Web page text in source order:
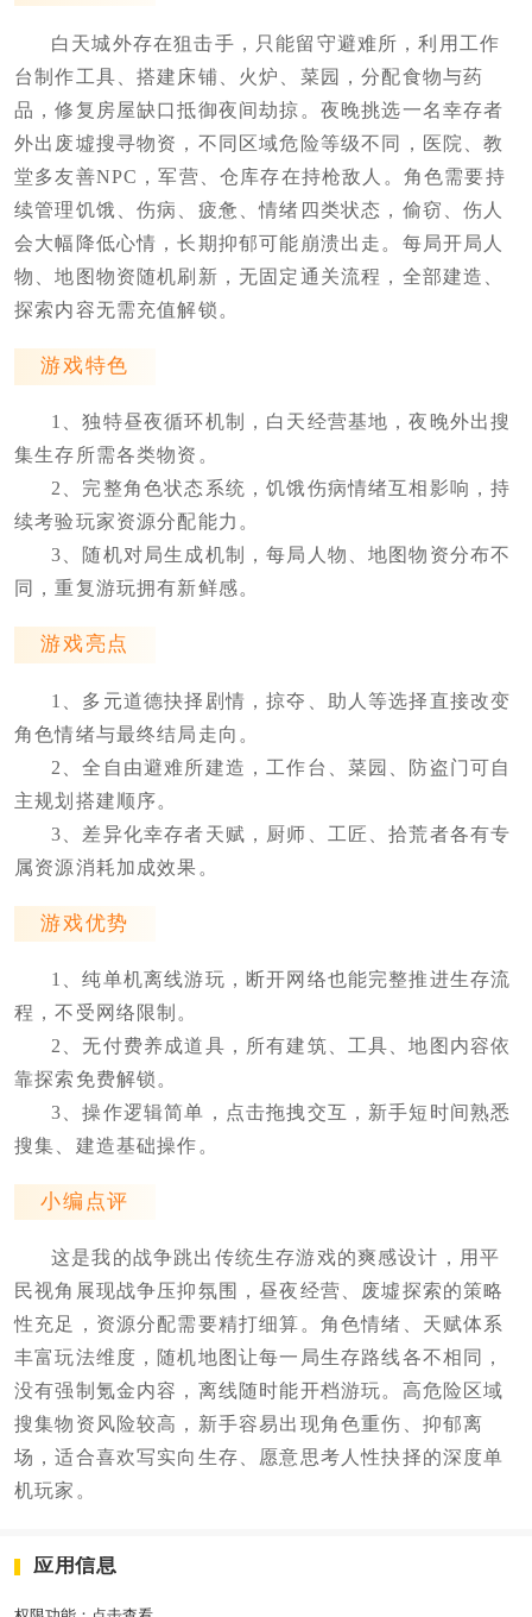
白天城外存在狙击手，只能留守避难所，利用工作
台制作工具、搭建床铺、火炉、菜园，分配食物与药
品，修复房屋缺口抵御夜间劫掠。夜晚挑选一名幸存者
外出废墟搜寻物资，不同区域危险等级不同，医院、教
堂多友善NPC，军营、仓库存在持枪敌人。角色需要持
续管理饥饿、伤病、疲惫、情绪四类状态，偷窃、伤人
会大幅降低心情，长期抑郁可能崩溃出走。每局开局人
物、地图物资随机刷新，无固定通关流程，全部建造、
探索内容无需充值解锁。
游戏特色
1、独特昼夜循环机制，白天经营基地，夜晚外出搜
集生存所需各类物资。
2、完整角色状态系统，饥饿伤病情绪互相影响，持
续考验玩家资源分配能力。
3、随机对局生成机制，每局人物、地图物资分布不
同，重复游玩拥有新鲜感。
游戏亮点
1、多元道德抉择剧情，掠夺、助人等选择直接改变
角色情绪与最终结局走向。
2、全自由避难所建造，工作台、菜园、防盗门可自
主规划搭建顺序。
3、差异化幸存者天赋，厨师、工匠、拾荒者各有专
属资源消耗加成效果。
游戏优势
1、纯单机离线游玩，断开网络也能完整推进生存流
程，不受网络限制。
2、无付费养成道具，所有建筑、工具、地图内容依
靠探索免费解锁。
3、操作逻辑简单，点击拖拽交互，新手短时间熟悉
搜集、建造基础操作。
小编点评
这是我的战争跳出传统生存游戏的爽感设计，用平
民视角展现战争压抑氛围，昼夜经营、废墟探索的策略
性充足，资源分配需要精打细算。角色情绪、天赋体系
丰富玩法维度，随机地图让每一局生存路线各不相同，
没有强制氪金内容，离线随时能开档游玩。高危险区域
搜集物资风险较高，新手容易出现角色重伤、抑郁离
场，适合喜欢写实向生存、愿意思考人性抉择的深度单
机玩家。
应用信息